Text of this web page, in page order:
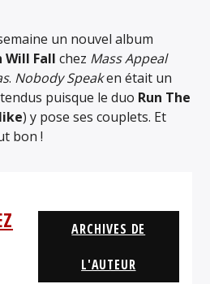
un nouvel album
Will Fall chez Mass Appeal
. Nobody Speaken était un
puisque le duo Run The
) y pose ses couplets. Et
bon !
ARCHIVES DE
L'AUTEUR